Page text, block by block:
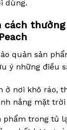
dùng.
cách
quản sản
ý những điều
ở nơi khô ráo,
nắng mặt trời
phẩm trong tủ